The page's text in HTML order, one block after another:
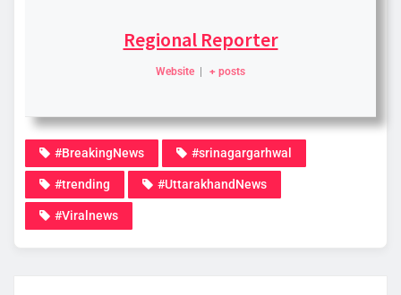
Regional Reporter
Website + posts
#BreakingNews #srinagargarhwal
#trending #UttarakhandNews
#Viralnews